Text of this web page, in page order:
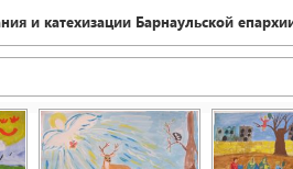
и катехизации Барнаульской